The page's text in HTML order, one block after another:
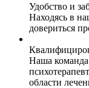
Удобство и
Находясь в
довериться
Наша команда
области